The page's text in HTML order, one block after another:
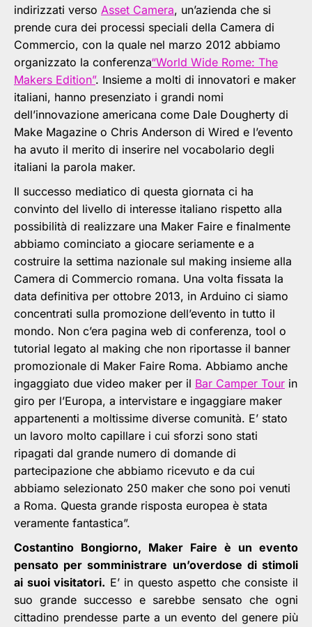
indirizzati verso Asset Camera, un’azienda che si
prende cura dei processi speciali della Camera di
Commercio, con la quale nel marzo 2012 abbiamo
organizzato la conferenza“World Wide Rome: The
Makers Edition”. Insieme a molti di innovatori e maker
italiani, hanno presenziato i grandi nomi
dell’innovazione americana come Dale Dougherty di
Make Magazine o Chris Anderson di Wired e l’evento
ha avuto il merito di inserire nel vocabolario degli
italiani la parola maker.
Il successo mediatico di questa giornata ci ha
convinto del livello di interesse italiano rispetto alla
possibilità di realizzare una Maker Faire e finalmente
abbiamo cominciato a giocare seriamente e a
costruire la settima nazionale sul making insieme alla
Camera di Commercio romana. Una volta fissata la
data definitiva per ottobre 2013, in Arduino ci siamo
concentrati sulla promozione dell’evento in tutto il
mondo. Non c’era pagina web di conferenza, tool o
tutorial legato al making che non riportasse il banner
promozionale di Maker Faire Roma. Abbiamo anche
ingaggiato due video maker per il Bar Camper Tour in
giro per l’Europa, a intervistare e ingaggiare maker
appartenenti a moltissime diverse comunità. E’ stato
un lavoro molto capillare i cui sforzi sono stati
ripagati dal grande numero di domande di
partecipazione che abbiamo ricevuto e da cui
abbiamo selezionato 250 maker che sono poi venuti
a Roma. Questa grande risposta europea è stata
veramente fantastica”.
Costantino Bongiorno, Maker Faire è un evento
pensato per somministrare un’overdose di stimoli
ai suoi visitatori. E’ in questo aspetto che consiste il
suo grande successo e sarebbe sensato che ogni
cittadino prendesse parte a un evento del genere più